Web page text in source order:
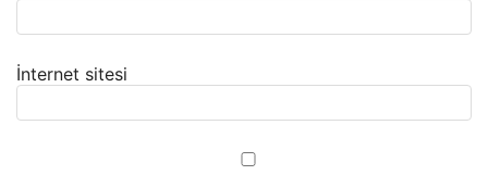
İnternet sitesi